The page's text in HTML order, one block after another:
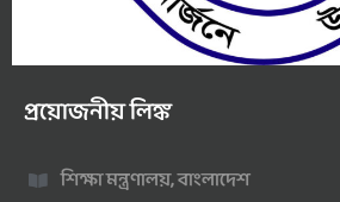
প্রয়োজনীয় লিঙ্ক
শিক্ষা মন্ত্রণালয়, বাংলাদেশ